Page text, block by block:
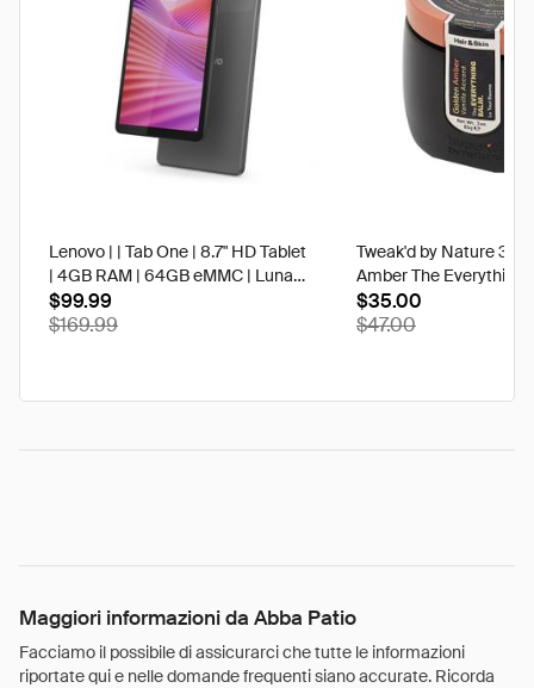
Lenovo | | Tab One | 8.7" HD Tablet
| 4GB RAM | 64GB eMMC | Luna
Grey | Best Buy
$99.99
$169.99
Tweak'd by Nature 3
Amber The Everything
$35.00
$47.00
Maggiori informazioni da Abba Patio
Facciamo il possibile di assicurarci che tutte le informazioni
riportate qui e nelle domande frequenti siano accurate. Ricorda